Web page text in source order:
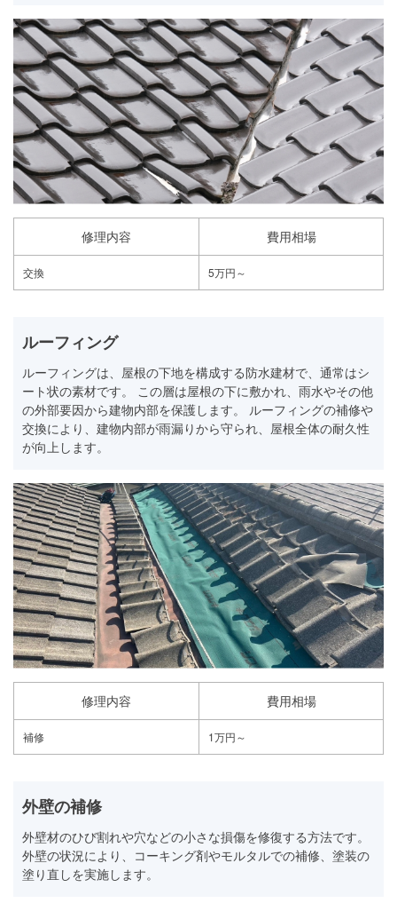
修理内容 費用相場
交換 5万円～
ルーフィング
ルーフィングは、屋根の下地を構成する防水建材で、通常はシ
ート状の素材です。 この層は屋根の下に敷かれ、雨水やその他
の外部要因から建物内部を保護します。 ルーフィングの補修や
交換により、建物内部が雨漏りから守られ、屋根全体の耐久性
が向上します。
修理内容 費用相場
補修 1万円～
外壁の補修
外壁材のひび割れや穴などの小さな損傷を修復する方法です。
外壁の状況により、コーキング剤やモルタルでの補修、塗装の
塗り直しを実施します。